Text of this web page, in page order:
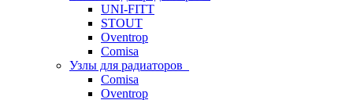
UNI-FITT
STOUT
Oventrop
Comisa
Узлы для радиаторов
Comisa
Oventrop